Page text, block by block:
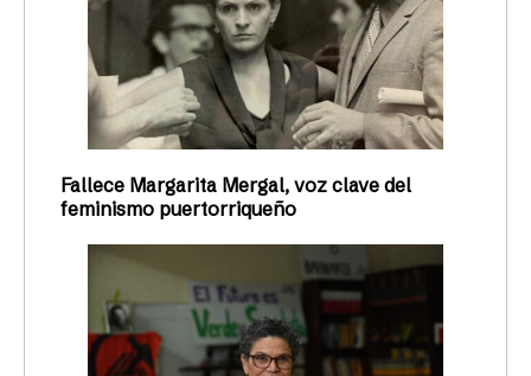
Fallece Margarita Mergal, voz clave del
feminismo puertorriqueño